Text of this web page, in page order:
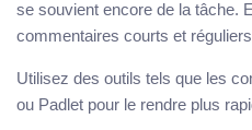
se souvient encore de la tâche.
commentaires courts et
Utilisez des outils tels que les
ou Padlet pour le rendre plus